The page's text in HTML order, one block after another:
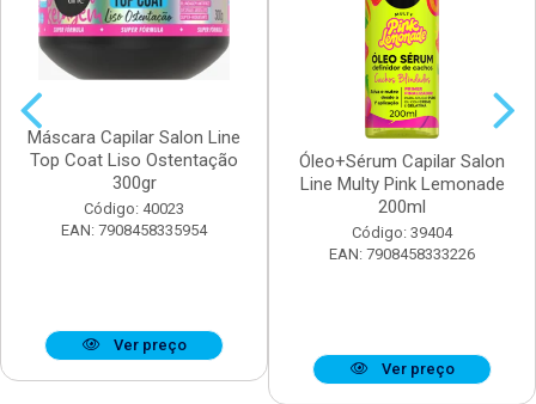
Máscara Capilar Salon Line
Top Coat Liso Ostentação
300gr
Código: 40023
EAN: 7908458335954
Ver preço
Óleo+Sérum Capilar Salon
Line Multy Pink Lemonade
200ml
Código: 39404
EAN: 7908458333226
Ver preço